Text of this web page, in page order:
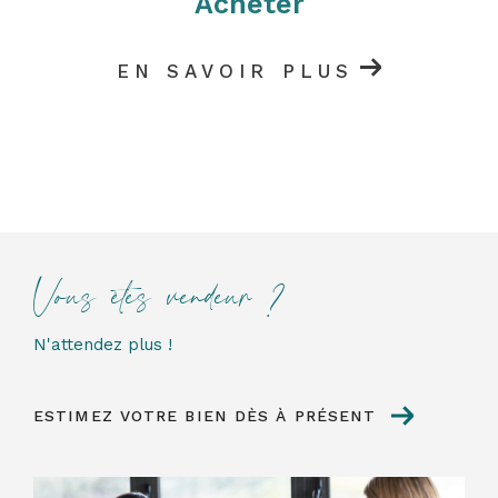
EN SAVOIR PLUS
Vous êtes vendeur ?
N'attendez plus !
ESTIMEZ VOTRE BIEN DÈS À PRÉSENT